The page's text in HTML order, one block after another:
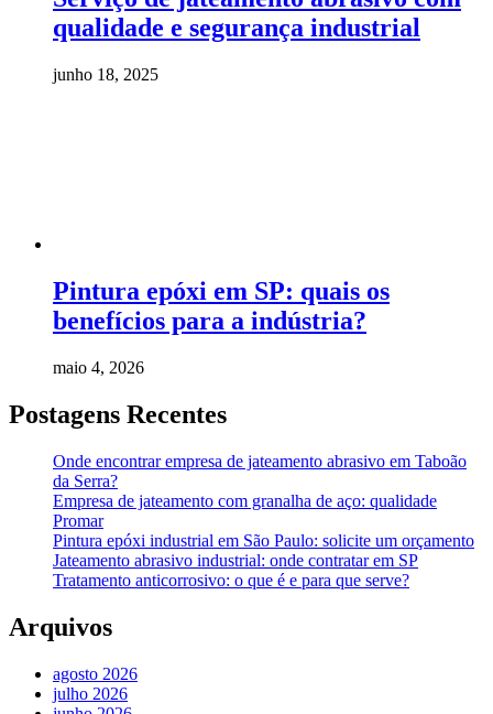
qualidade e segurança industrial
junho 18, 2025
Pintura epóxi em SP: quais os
benefícios para a indústria?
maio 4, 2026
Postagens Recentes
Onde encontrar empresa de jateamento abrasivo em Taboão
da Serra?
Empresa de jateamento com granalha de aço: qualidade
Promar
Pintura epóxi industrial em São Paulo: solicite um orçamento
Jateamento abrasivo industrial: onde contratar em SP
Tratamento anticorrosivo: o que é e para que serve?
Arquivos
agosto 2026
julho 2026